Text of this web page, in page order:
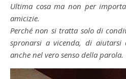
Ultima cosa ma non per
amicizie.
Perché non si tratta solo di
spronarsi a vicenda, di aiutarsi
anche nel vero senso della parola.